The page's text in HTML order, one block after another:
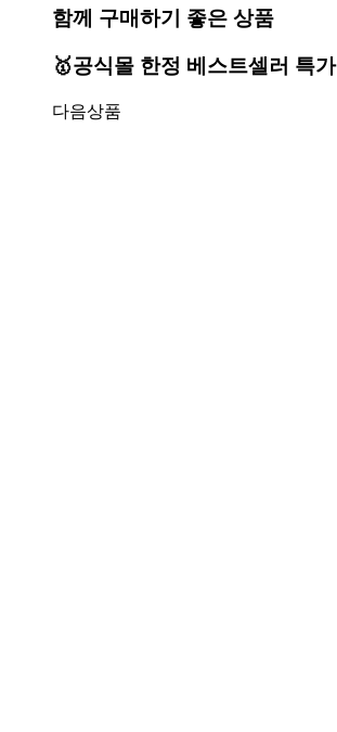
함께 구매하기 좋은 상품
🥇공식몰 한정 베스트셀러 특가
다음상품